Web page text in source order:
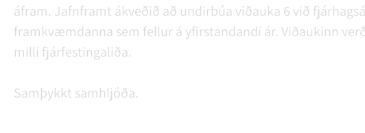
áfram. Jafnframt ákveðið að undirbúa viðauka 6 við
framkvæmdanna sem fellur á yfirstandandi ár. Viðaukinn
milli fjárfestingaliða.
Samþykkt samhljóða.